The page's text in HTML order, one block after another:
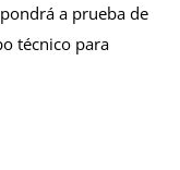
a prueba de
técnico para